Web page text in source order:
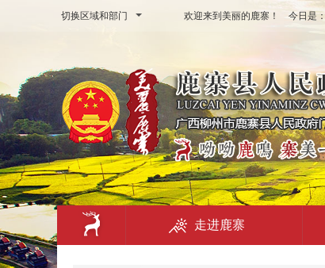
切换区域和部门 欢迎来到美丽的鹿寨！ 今日是：
走进鹿寨